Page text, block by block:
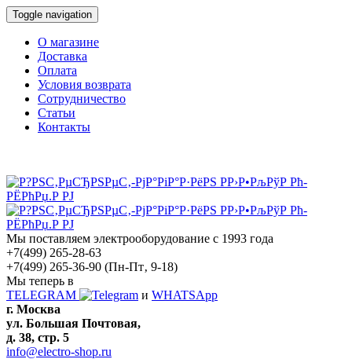
Toggle navigation
О магазине
Доставка
Оплата
Условия возврата
Сотрудничество
Статьи
Контакты
Мы поставляем электрооборудование с 1993 года
+7(499) 265-28-63
+7(499) 265-36-90 (Пн-Пт‚ 9-18)
Мы теперь в
TELEGRAM
и WHATSApp
г. Москва
ул. Большая Почтовая,
д. 38, стр. 5
info@electro-shop.ru